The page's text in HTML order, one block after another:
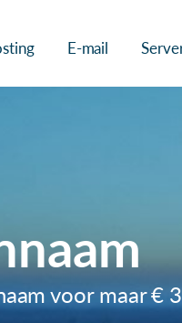
E-mail
voor maar€